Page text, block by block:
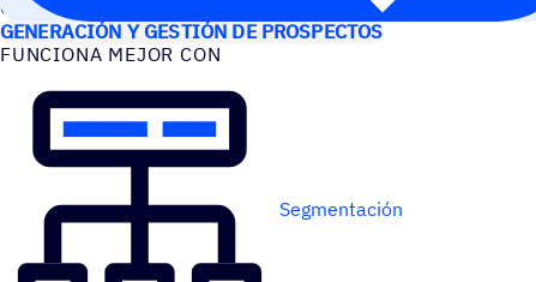
CASOS DE USO
GENERACIÓN Y GESTIÓN DE PROSPECTOS
FUNCIONA MEJOR CON
Segmentación